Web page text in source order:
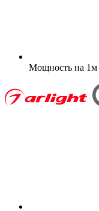
Мощность на 1м